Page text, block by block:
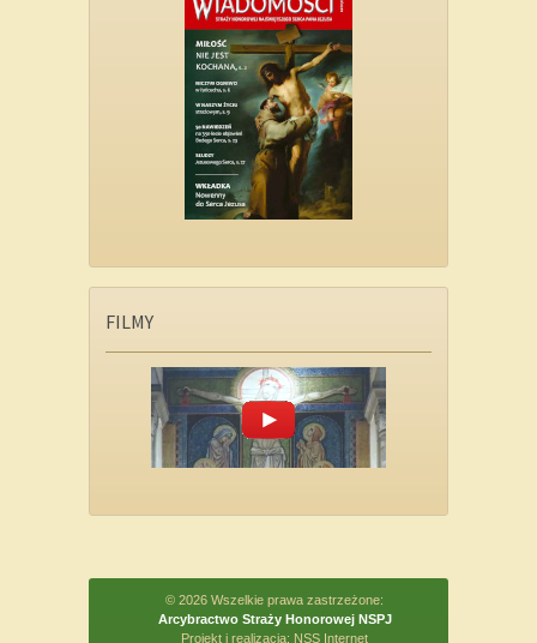
FILMY
© 2026 Wszelkie prawa zastrzeżone:
Arcybractwo Straży Honorowej NSPJ
Projekt i realizacja: NSS Internet